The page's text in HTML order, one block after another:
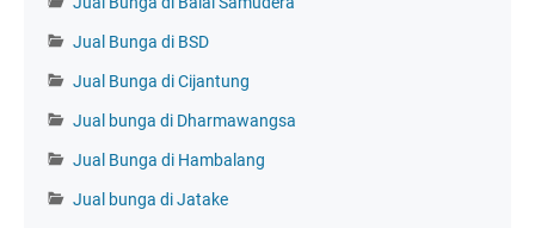
Jual Bunga di BSD
Jual Bunga di Cijantung
Jual bunga di Dharmawangsa
Jual Bunga di Hambalang
Jual bunga di Jatake